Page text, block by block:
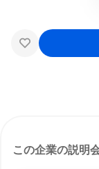
この企業の説明